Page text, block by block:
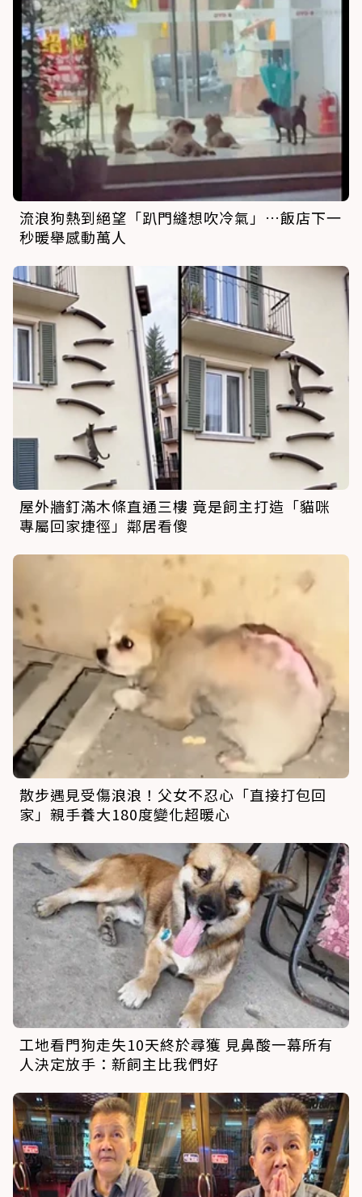
流浪狗熱到絕望「趴門縫想吹冷氣」…飯店下一
秒暖舉感動萬人
屋外牆釘滿木條直通三樓 竟是飼主打造「貓咪
專屬回家捷徑」鄰居看傻
散步遇見受傷浪浪！父女不忍心「直接打包回
家」親手養大180度變化超暖心
工地看門狗走失10天終於尋獲 見鼻酸一幕所有
人決定放手：新飼主比我們好